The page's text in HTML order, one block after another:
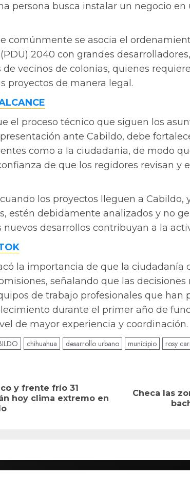
persona busca instalar un negocio en
comúnmente se asocia el
2040 con grandes
vecinos de colonias, quienes
proyectos de manera legal.
el proceso técnico que siguen los
ante Cabildo, debe
como a la ciudadania, de modo
de que los regidores revisan y
los proyectos lleguen a Cabildo,
estén debidamente analizados y no
nuevos desarrollos contribuyan a la
la importancia de que la ciudadanía
señalando que las
de trabajo profesionales que han
durante el primer año de
de mayor experiencia y coordinación.
chihuahua desarrollo urbano municipio rosy
Previous
y frente frío 31
hoy clima extremo en
NextCheca las